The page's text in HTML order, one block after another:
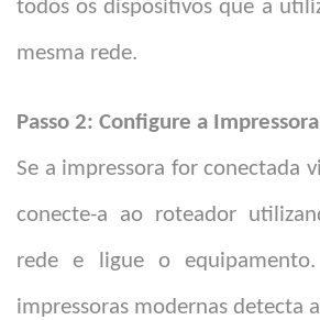
todos os dispositivos que a
mesma rede.
Passo 2: Configure a
Se a impressora for conectada
conecte-a ao roteador
rede e ligue o
impressoras modernas detecta